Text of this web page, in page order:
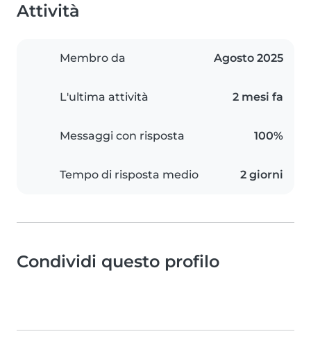
Attività
Membro da Agosto 2025
L'ultima attività 2 mesi fa
Messaggi con risposta 100%
Tempo di risposta medio 2 giorni
Condividi questo profilo